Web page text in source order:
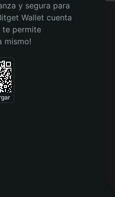
y segura para
Wallet cuenta
te permite
mismo!